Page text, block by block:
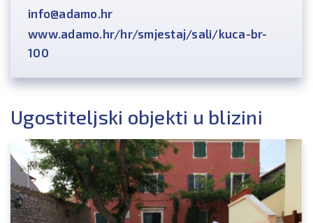
info@adamo.hr
www.adamo.hr/hr/smjestaj/sali/kuca-br-
100
Ugostiteljski objekti u blizini